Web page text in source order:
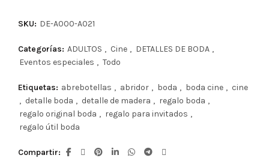
SKU: DE-A000-A021
Categorías: ADULTOS , Cine , DETALLES DE BODA ,
Eventos especiales , Todo
Etiquetas: abrebotellas , abridor , boda , boda cine , cine
, detalle boda , detalle de madera , regalo boda ,
regalo original boda , regalo para invitados ,
regalo útil boda
Compartir